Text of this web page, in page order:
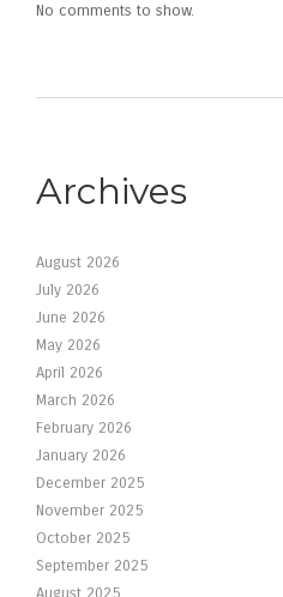
No comments to show.
Archives
August 2026
July 2026
June 2026
May 2026
April 2026
March 2026
February 2026
January 2026
December 2025
November 2025
October 2025
September 2025